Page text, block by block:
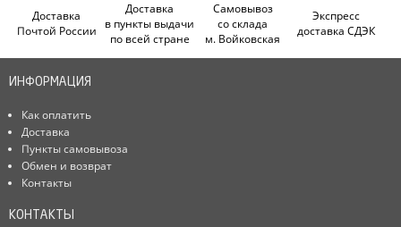
Доставка
Почтой России
Доставка
в пункты выдачи
по всей стране
Самовывоз
со склада
м. Войковская
Экспресс
доставка СДЭК
ИНФОРМАЦИЯ
Как оплатить
Доставка
Пункты самовывоза
Обмен и возврат
Контакты
КОНТАКТЫ